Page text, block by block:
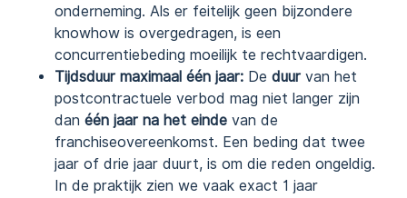
onderneming. Als er feitelijk geen bijzondere
knowhow is overgedragen, is een
concurrentiebeding moeilijk te rechtvaardigen.
Tijdsduur maximaal één jaar: De duur van het
postcontractuele verbod mag niet langer zijn
dan één jaar na het einde van de
franchiseovereenkomst. Een beding dat twee
jaar of drie jaar duurt, is om die reden ongeldig.
In de praktijk zien we vaak exact 1 jaar